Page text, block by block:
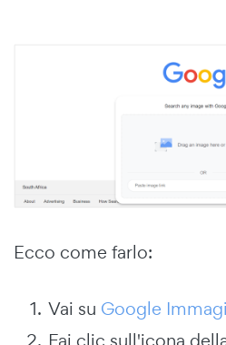
Ecco come farlo:
Vai su Google